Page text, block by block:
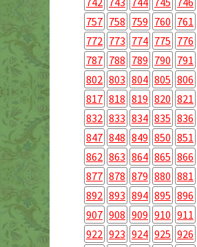
757 758 759 760 761
772 773 774 775 776
787 788 789 790 791
802 803 804 805 806
817 818 819 820 821
832 833 834 835 836
847 848 849 850 851
862 863 864 865 866
877 878 879 880 881
892 893 894 895 896
907 908 909 910 911
922 923 924 925 926